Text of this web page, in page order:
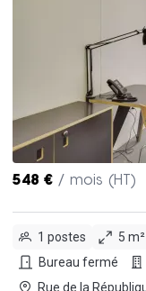
548 € / mois (HT)
1 postes
5 m²
Bureau fermé